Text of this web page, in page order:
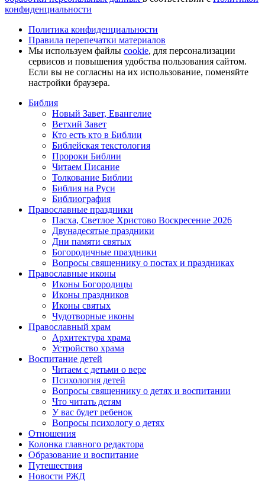
конфиденциальности
Политика конфиденциальности
Правила перепечатки материалов
Мы используем файлы cookie, для персонализации
сервисов и повышения удобства пользования сайтом.
Если вы не согласны на их использование, поменяйте
настройки браузера.
Библия
Новый Завет, Евангелие
Ветхий Завет
Кто есть кто в Библии
Библейская текстология
Пророки Библии
Читаем Писание
Толкование Библии
Библия на Руси
Библиография
Православные праздники
Пасха, Светлое Христово Воскресение 2026
Двунадесятые праздники
Дни памяти святых
Богородичные праздники
Вопросы священнику о постах и праздниках
Православные иконы
Иконы Богородицы
Иконы праздников
Иконы святых
Чудотворные иконы
Православный храм
Архитектура храма
Устройство храма
Воспитание детей
Читаем с детьми о вере
Психология детей
Вопросы священнику о детях и воспитании
Что читать детям
У вас будет ребенок
Вопросы психологу о детях
Отношения
Колонка главного редактора
Образование и воспитание
Путешествия
Новости РЖД